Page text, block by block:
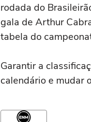
rodada do
gala de Arthur
tabela do
Garantir a
calendário e mudar